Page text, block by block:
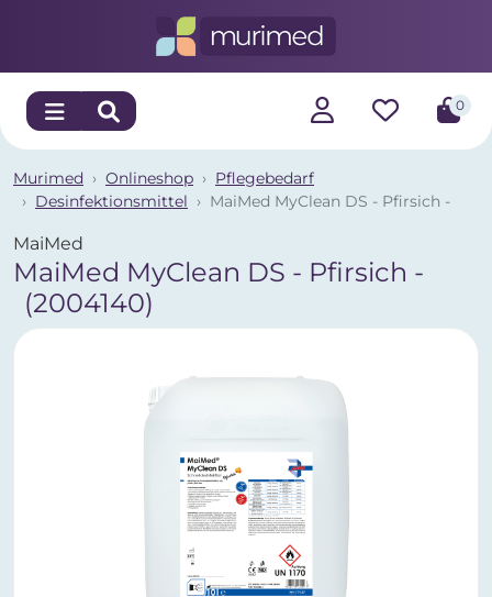
0
Murimed Onlineshop
Pflegebedarf
Desinfektionsmittel
MaiMed MyClean DS - Pfirsich -
MaiMed
MaiMed MyClean DS - Pfirsich -
(2004140)